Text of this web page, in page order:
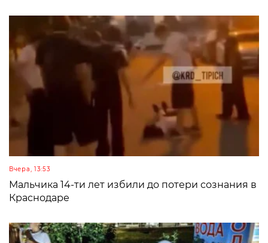
Вчера, 13:53
Мальчика 14-ти лет избили до потери сознания в
Краснодаре